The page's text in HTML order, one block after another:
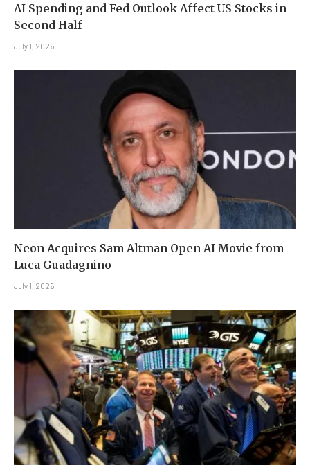
AI Spending and Fed Outlook Affect US Stocks in
Second Half
July 1, 2026
Neon Acquires Sam Altman Open AI Movie from
Luca Guadagnino
July 1, 2026